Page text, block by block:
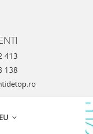
413
138